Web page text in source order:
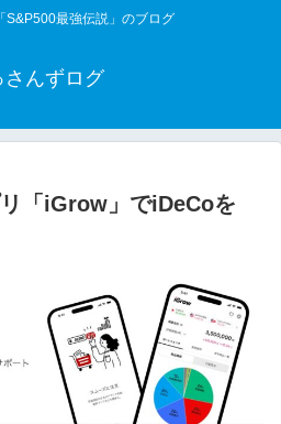
S&P500最強伝説」のブログ
さんずログ
「iGrow」でiDeCoを